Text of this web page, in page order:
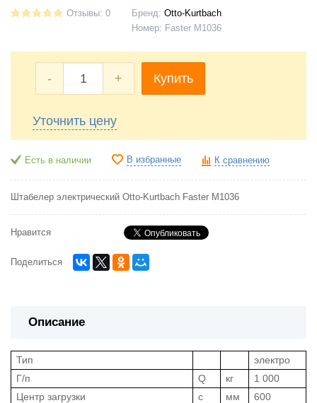
Отзывы: 0 Бренд: Otto-Kurtbach
Номер: Faster M1036
- + Купить
Уточнить цену
Есть в наличии В избранные К сравнению
Штабелер электрический Otto-Kurtbach Faster M1036
Нравится
Поделиться
Описание
Тип
электро
Г/п
Q кг
1 000
Центр загрузки
c мм
600